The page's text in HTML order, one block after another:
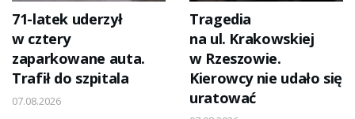
71-latek uderzył
w cztery
zaparkowane auta.
Trafił do szpitala
07.08.2026
Tragedia
na ul. Krakowskiej
w Rzeszowie.
Kierowcy nie udało się
uratować